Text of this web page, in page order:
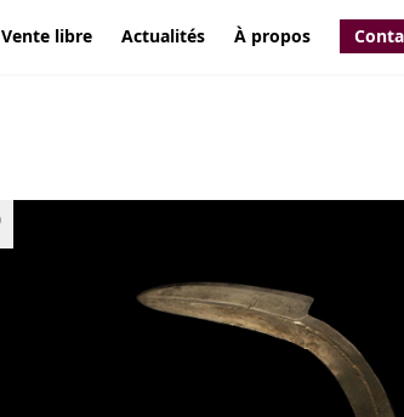
Vente libre Actualités À propos